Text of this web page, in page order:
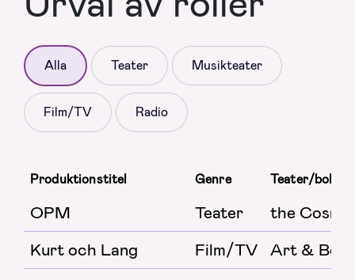
Alla Teater Musikteater
Film/TV Radio
Produktionstitel Genre Teater/bolag
OPM Teater
the
Kurt och Lang
Film/TV Art & Bob